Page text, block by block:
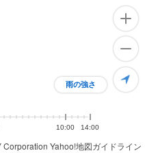
Corporation Yahoo!地図ガイドライン
雨の強さ
10:00 14:00